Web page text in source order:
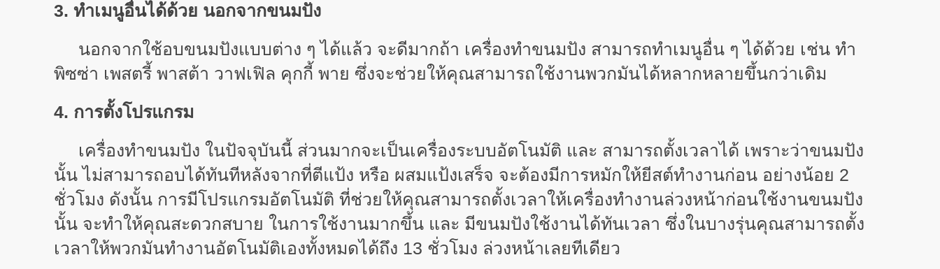
3. ทำเมนูอื่นได้ด้วย นอกจากขนมปัง
นอกจากใช้อบขนมปังแบบต่าง ๆ ได้แล้ว จะดีมากถ้า เครื่องทำขนมปัง สามารถทำเมนูอื่น ๆ ได้ด้วย เช่น ทำ
พิซซ่า เพสตรี้ พาสต้า วาฟเฟิล คุกกี้ พาย ซึ่งจะช่วยให้คุณสามารถใช้งานพวกมันได้หลากหลายขึ้นกว่าเดิม
4. การตั้งโปรแกรม
เครื่องทำขนมปัง ในปัจจุบันนี้ ส่วนมากจะเป็นเครื่องระบบอัตโนมัติ และ สามารถตั้งเวลาได้ เพราะว่าขนมปัง
นั้น ไม่สามารถอบได้ทันทีหลังจากที่ตีแป้ง หรือ ผสมแป้งเสร็จ จะต้องมีการหมักให้ยีสต์ทำงานก่อน อย่างน้อย 2
ชั่วโมง ดังนั้น การมีโปรแกรมอัตโนมัติ ที่ช่วยให้คุณสามารถตั้งเวลาให้เครื่องทำงานล่วงหน้าก่อนใช้งานขนมปัง
นั้น จะทำให้คุณสะดวกสบาย ในการใช้งานมากขึ้น และ มีขนมปังใช้งานได้ทันเวลา ซึ่งในบางรุ่นคุณสามารถตั้ง
เวลาให้พวกมันทำงานอัตโนมัติเองทั้งหมดได้ถึง 13 ชั่วโมง ล่วงหน้าเลยทีเดียว